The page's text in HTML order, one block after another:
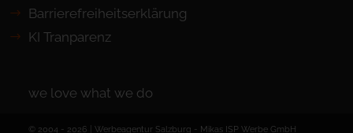
Barrierefreiheits­erklärung
KI Tranparenz
we love what we do
© 2004 - 2026 | Werbeagentur Salzburg - Mikas ISP Werbe GmbH